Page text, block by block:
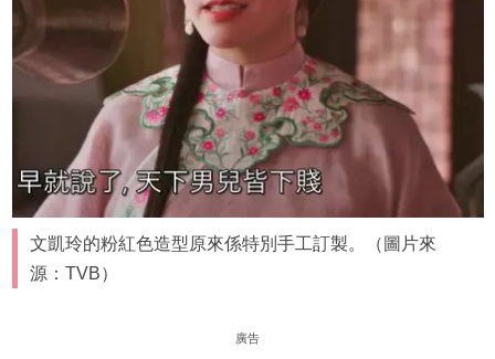
文凱玲的粉紅色造型原來係特別手工訂製。（圖片來
源：TVB）
廣告